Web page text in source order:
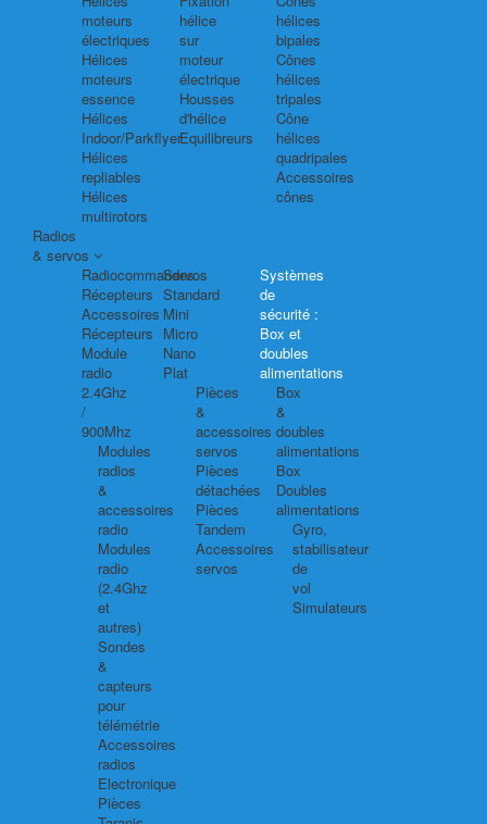
moteurs
électriques
Hélices
moteurs
essence
Hélices
Indoor/Parkflyer
Hélices
repliables
Hélices
multirotors
hélice
sur
moteur
électrique
Housses
d'hélice
Equilibreurs
hélices
bipales
Cônes
hélices
tripales
Cône
hélices
quadripales
Accessoires
cônes
Radios
& servos
Radiocommandes
Récepteurs
Accessoires
Récepteurs
Module
radio
2.4Ghz
/
900Mhz
Modules
radios
&
accessoires
radio
Modules
radio
(2.4Ghz
et
autres)
Sondes
&
capteurs
pour
télémétrie
Accessoires
radios
Electronique
Pièces
Servos
Standard
Mini
Micro
Nano
Plat
Pièces
&
accessoires
servos
Pièces
détachées
Pièces
Tandem
Accessoires
servos
Systèmes
de
sécurité :
Box et
doubles
alimentations
Box
&
doubles
alimentations
Box
Doubles
alimentations
Gyro,
stabilisateur
de
vol
Simulateurs